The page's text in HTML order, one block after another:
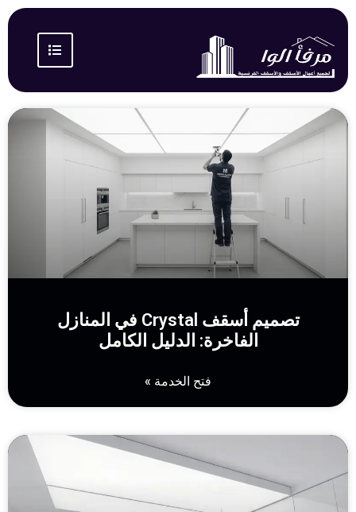
تصميم أسقف Crystal في المنازل
الفاخرة: الدليل الكامل
فتح الخدمة »